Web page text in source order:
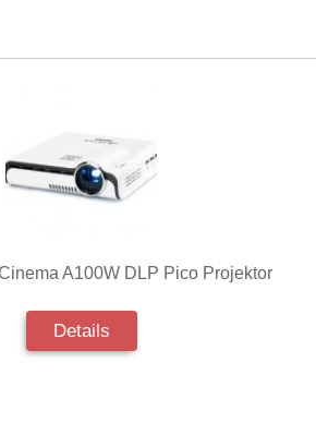
A100W DLP Pico Projektor
Details